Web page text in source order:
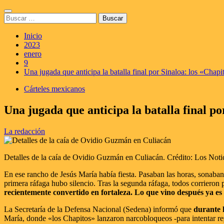
Saltar
al
contenido
Menú
principal
Buscar:
Inicio
2023
enero
9
Una jugada que anticipa la batalla final por Sinaloa: los
Cárteles mexicanos
Una jugada que anticipa la batalla final
La redacción
Detalles de la caía de Ovidio Guzmán en Culiacán. Crédito: Los
En ese rancho de Jesús María había fiesta. Pasaban las horas,
primera ráfaga hubo silencio. Tras la segunda ráfaga, todos corrieron
recientemente convertido en fortaleza. Lo que vino después ya
La Secretaría de la Defensa Nacional (Sedena) informó que durante
María, donde «los Chapitos» lanzaron narcobloqueos -para intentar